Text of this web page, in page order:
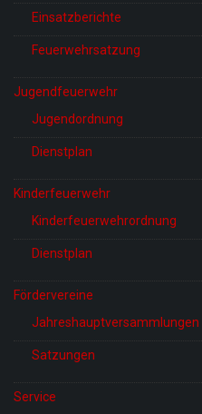
Einsatzberichte
Feuerwehrsatzung
Jugendfeuerwehr
Jugendordnung
Dienstplan
Kinderfeuerwehr
Kinderfeuerwehrordnung
Dienstplan
Fördervereine
Jahreshauptversammlungen
Satzungen
Service